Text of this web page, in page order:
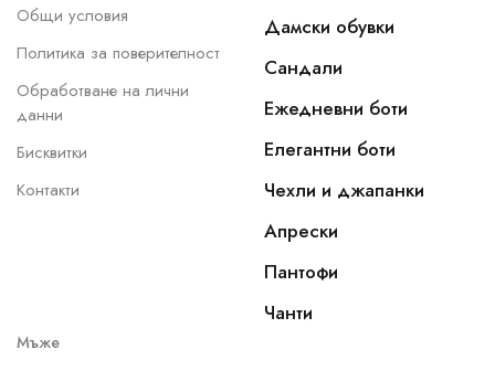
Общи условия
Политика за поверителност
Обработване на лични
данни
Бисквитки
Контакти
Дамски обувки
Сандали
Ежедневни боти
Елегантни боти
Чехли и джапанки
Апрески
Пантофи
Чанти
Мъже